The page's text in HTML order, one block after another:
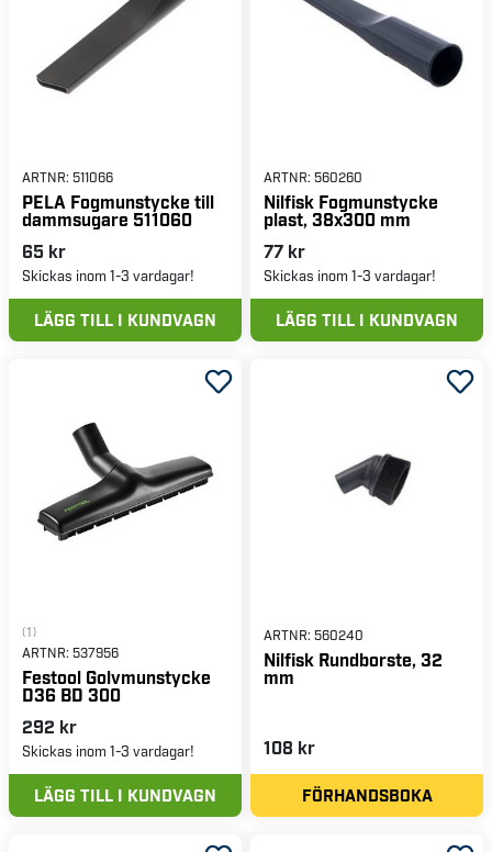
ARTNR: 511066
PELA Fogmunstycke till
dammsugare 511060
65 kr
Skickas inom 1-3 vardagar!
LÄGG TILL I KUNDVAGN
ARTNR: 560260
Nilfisk Fogmunstycke
plast, 38x300 mm
77 kr
Skickas inom 1-3 vardagar!
LÄGG TILL I KUNDVAGN
(1)
ARTNR: 537956
Festool Golvmunstycke
D36 BD 300
292 kr
Skickas inom 1-3 vardagar!
LÄGG TILL I KUNDVAGN
ARTNR: 560240
Nilfisk Rundborste, 32
mm
108 kr
FÖRHANDSBOKA